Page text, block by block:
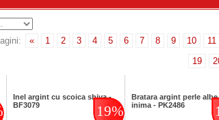
« 1 2 3 4 5 6 7 8 9 10 11
19
Inel argint cu scoica shiva -
BF3079
19%
Bratara argint perle albe
inima - PK2486